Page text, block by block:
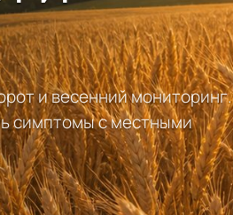
и весенний мониторинг.
симптомы с местными